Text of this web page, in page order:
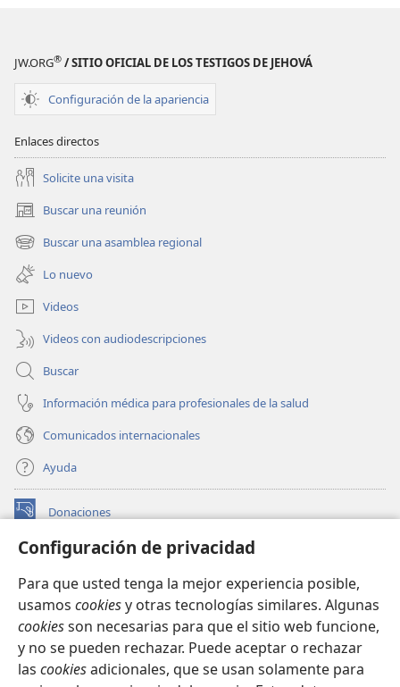
Configuración de privacidad
Para que usted tenga la mejor experiencia posible,
usamos cookiesy otras tecnologías similares. Algunas
cookiesson necesarias para que el sitio web funcione,
y no se pueden rechazar. Puede aceptar o rechazar
las cookiesadicionales, que se usan solamente para
JW.ORG® / SITIO OFICIAL DE LOS TESTIGOS DE JEHOVÁ
Configuración de la apariencia
Enlaces directos
Solicite una visita
Buscar una reunión
(abre
una
nueva
ventana)
Buscar una asamblea regional
(abre
una
nueva
ventana)
Lo nuevo
Videos
Videos con audiodescripciones
Buscar
Información médica para profesionales de la salud
Comunicados internacionales
Ayuda
Donaciones
(abre
nueva BIBLIOTECA EN LÍNEA Watchtower™
una
nueva
ventana)
JW Hub
(abre
una
nueva
ventana)
JW Library
Watchtower Library